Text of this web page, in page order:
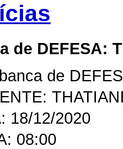
de DEFESA:
de
18/12/2020
08:00